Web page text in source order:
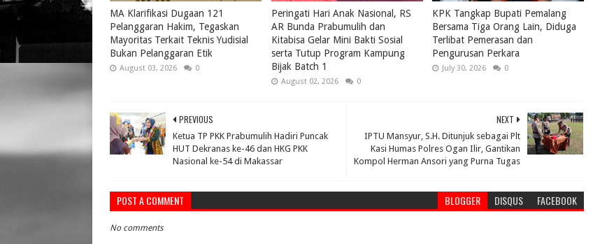
MA Klarifikasi Dugaan 121
Pelanggaran Hakim, Tegaskan
Mayoritas Terkait Teknis Yudisial
Bukan Pelanggaran Etik
August 03, 2026 0
Peringati Hari Anak Nasional, RS
AR Bunda Prabumulih dan
Kitabisa Gelar Mini Bakti Sosial
serta Tutup Program Kampung
Bijak Batch 1
August 02, 2026 0
KPK Tangkap Bupati Pemalang
Bersama Tiga Orang Lain, Diduga
Terlibat Pemerasan dan
Pengurusan Perkara
July 30, 2026 0
NEXT
IPTU Mansyur, S.H. Ditunjuk sebagai Plt
Kasi Humas Polres Ogan Ilir, Gantikan
Kompol Herman Ansori yang Purna Tugas
PREVIOUS
Ketua TP PKK Prabumulih Hadiri Puncak
HUT Dekranas ke-46 dan HKG PKK
Nasional ke-54 di Makassar
POST A COMMENT BLOGGER DISQUS FACEBOOK
No comments